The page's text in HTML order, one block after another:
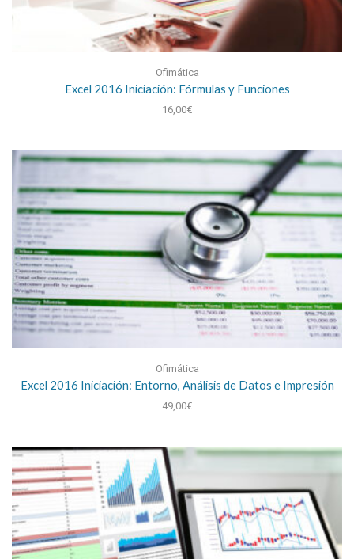
Ofimática
Excel 2016 Iniciación: Fórmulas y Funciones
16,00€
Ofimática
Excel 2016 Iniciación: Entorno, Análisis de Datos e Impresión
49,00€